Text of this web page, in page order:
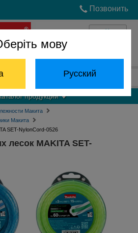
мову
Русский
Позвонить
Войти
(068) 824-24-24
продукции
Макита
Макита
SET-NylonCord-0526
лесок MAKITA SET-